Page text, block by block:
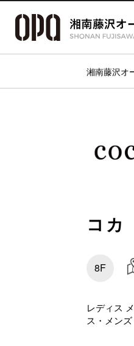
湘南藤沢オ
コカ
8F
レディス
ス・メン